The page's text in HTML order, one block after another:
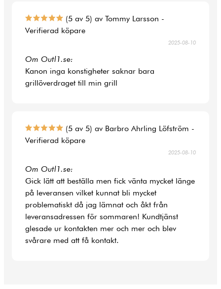
(5 av 5) av Tommy Larsson -
Verifierad köpare
2025-08-10
Om Outl1.se:
Kanon inga konstigheter saknar bara
grillöverdraget till min grill
(5 av 5) av Barbro Ahrling Löfström -
Verifierad köpare
2025-08-10
Om Outl1.se:
Gick lätt att beställa men fick vänta mycket länge
på leveransen vilket kunnat bli mycket
problematiskt då jag lämnat och åkt från
leveransadressen för sommaren! Kundtjänst
glesade ur kontakten mer och mer och blev
svårare med att få kontakt.